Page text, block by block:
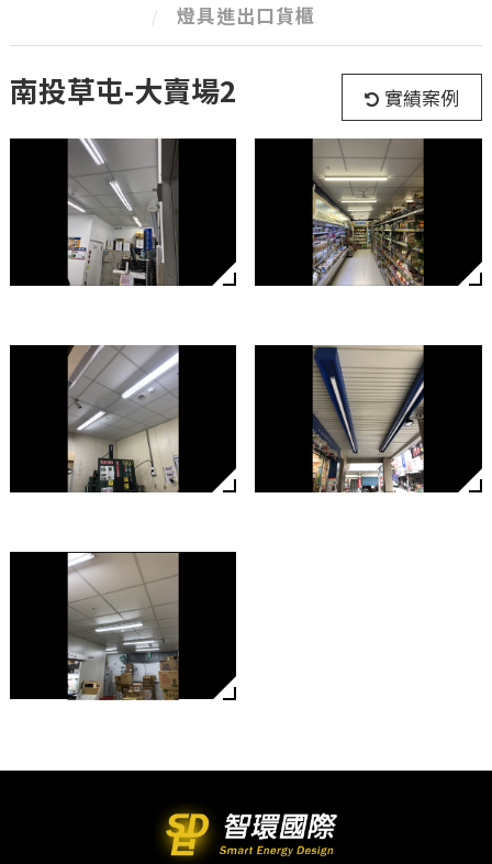
燈具進出口貨櫃
南投草屯-大賣場2 實績案例